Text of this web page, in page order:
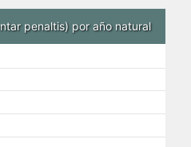
penaltis) por año natural